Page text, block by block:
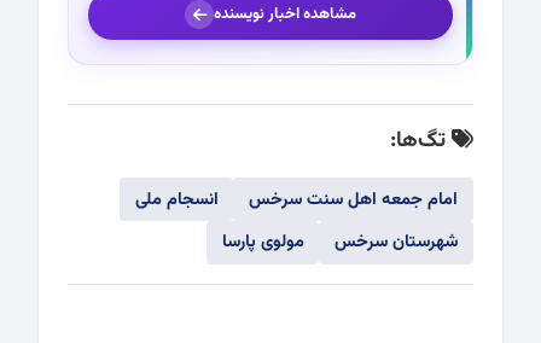
مشاهده اخبار نویسنده
تگ‌ها:
امام جمعه اهل سنت سرخس
انسجام ملی
شهرستان سرخس
مولوی پارسا